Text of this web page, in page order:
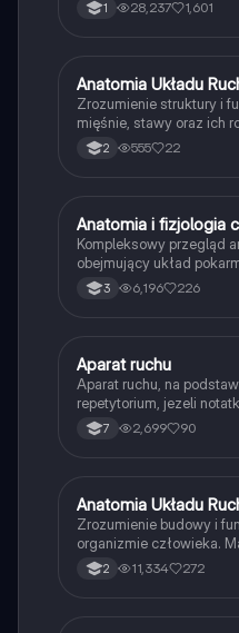
układu ruchu. Idealny
kończynowym.
1 28,237 1,601
Biologia
Anatomia Układu
Zrozumienie struktury i
mięśnie, stawy oraz ich
Dowiedz się o
osteoporoza i skolioza,
mechanizmach skurczu
2 555 22
Biologia
Anatomia i fizjologia
Kompleksowy przegląd
obejmujący układ
oraz hormonalny.
maturą 2023/24.
Doskonałe dla uczniów
egzaminów.
3 6,196 226
Biologia
Aparat ruchu
Aparat ruchu, na
repetytorium, jezeli
serduszko❤️ jezeli są
poprawienie w komentarzu
7 2,699 90
Biologia
Anatomia Układu
Zrozumienie budowy i
organizmie człowieka.
szczegółowe
stawach oraz ich
2 11,334 272